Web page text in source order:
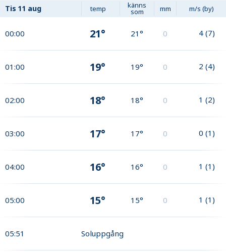
Tis 11 aug temp känns
som mm m/s (by)
00:00 21° 21° 0 4 (7)
01:00 19° 19° 0 2 (4)
02:00 18° 18° 0 1 (2)
03:00 17° 17° 0 0 (1)
04:00 16° 16° 0 1 (1)
05:00 15° 15° 0 1 (1)
05:51 Soluppgång